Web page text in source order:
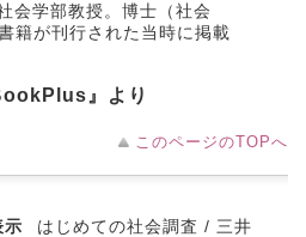
会学部教授。博士（社会
籍が刊行された当時に掲載
』より
このページのTOPへ
示
はじめての社会調査 / 三井